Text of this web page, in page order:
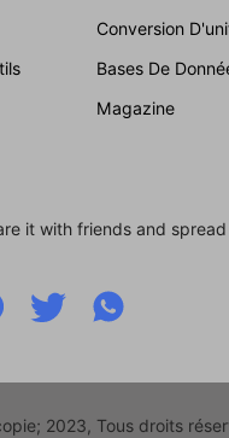
Conversion
Bases De
Magazine
it with friends and
2023, Tous droits